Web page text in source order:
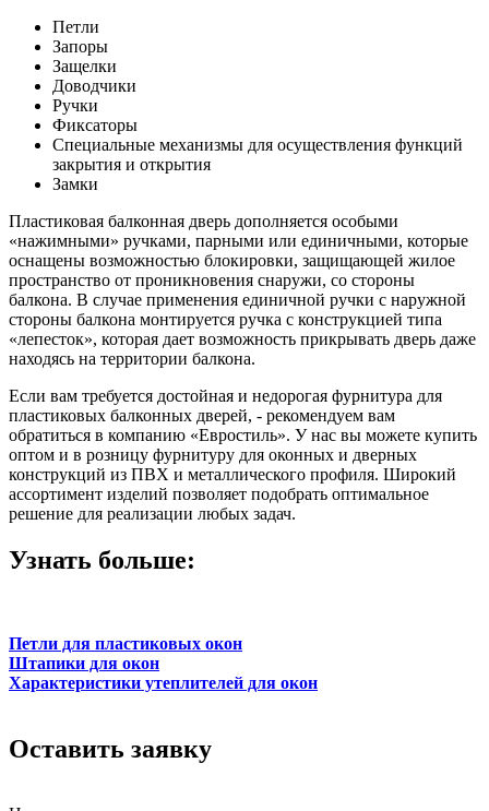
Петли
Запоры
Защелки
Доводчики
Ручки
Фиксаторы
Специальные механизмы для осуществления функций
закрытия и открытия
Замки
Пластиковая балконная дверь дополняется особыми
«нажимными» ручками, парными или единичными, которые
оснащены возможностью блокировки, защищающей жилое
пространство от проникновения снаружи, со стороны
балкона. В случае применения единичной ручки с наружной
стороны балкона монтируется ручка с конструкцией типа
«лепесток», которая дает возможность прикрывать дверь даже
находясь на территории балкона.
Если вам требуется достойная и недорогая фурнитура для
пластиковых балконных дверей, - рекомендуем вам
обратиться в компанию «Евростиль». У нас вы можете купить
оптом и в розницу фурнитуру для оконных и дверных
конструкций из ПВХ и металлического профиля. Широкий
ассортимент изделий позволяет подобрать оптимальное
решение для реализации любых задач.
Узнать больше:
Петли для пластиковых окон
Штапики для окон
Характеристики утеплителей для окон
Оставить заявку